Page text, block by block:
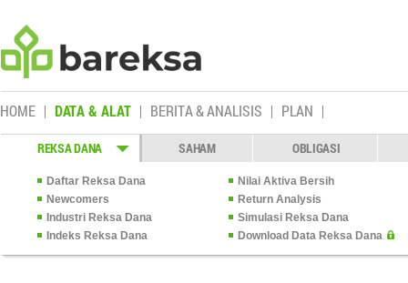
HOME DATA & ALAT BERITA & ANALISIS PLAN
REKSA DANA SAHAM OBLIGASI
Daftar Reksa Dana
Nilai Aktiva Bersih
Newcomers
Return Analysis
Industri Reksa Dana
Simulasi Reksa Dana
Indeks Reksa Dana
Download Data Reksa Dana